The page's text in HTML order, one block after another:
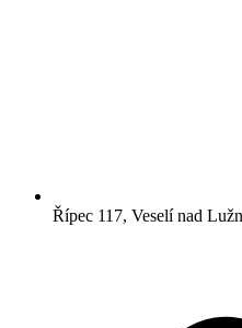
Řípec 117, Veselí nad